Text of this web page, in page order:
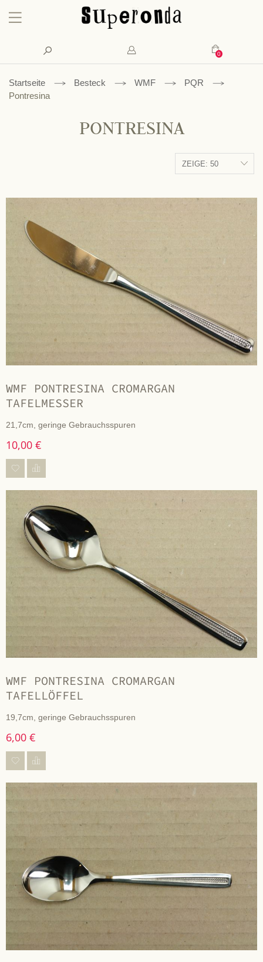
Konto
Mein
Suche
Startseite Besteck WMF
PQR
Pontresina
PONTRESINA
WMF PONTRESINA CROMARGAN
TAFELMESSER
21,7cm, geringe Gebrauchsspuren
10,00 €
WMF PONTRESINA CROMARGAN
TAFELLÖFFEL
19,7cm, geringe Gebrauchsspuren
6,00 €